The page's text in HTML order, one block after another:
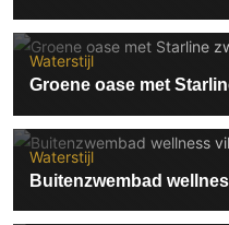
Waterstijl
Groene oase met
Waterstijl
Buitenzwembad